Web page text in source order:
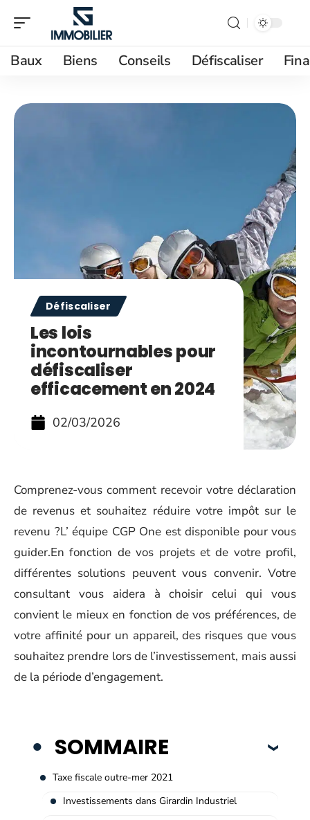
Baux Biens Conseils Défiscaliser
Défiscaliser
Les lois
incontournables pour
défiscaliser
efficacement en 2024
02/03/2026
Comprenez-vous comment recevoir votre déclaration
de revenus et souhaitez réduire votre impôt sur le
revenu ?L’ équipe CGP One est disponible pour vous
guider.En fonction de vos projets et de votre profil,
différentes solutions peuvent vous convenir. Votre
consultant vous aidera à choisir celui qui vous
convient le mieux en fonction de vos préférences, de
votre affinité pour un appareil, des risques que vous
souhaitez prendre lors de l’investissement, mais aussi
de la période d’engagement.
SOMMAIRE
Taxe fiscale outre-mer 2021
Investissements dans Girardin Industriel